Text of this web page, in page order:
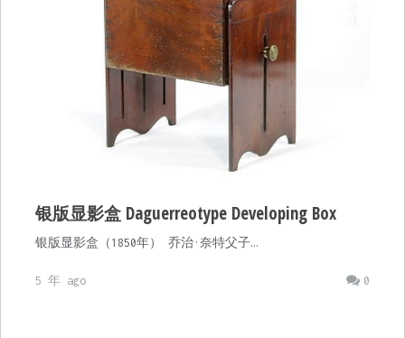
银版显影盒 Daguerreotype Developing Box
银版显影盒（1850年） 乔治·奈特父子…
0
5 年 ago